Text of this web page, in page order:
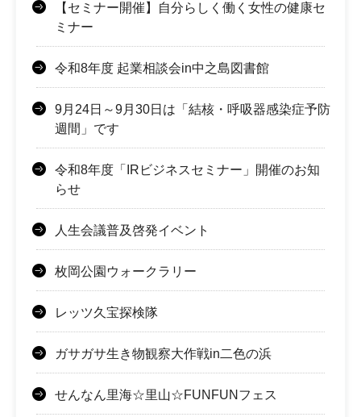
【セミナー開催】自分らしく働く女性の健康セ
ミナー
令和8年度 起業相談会in中之島図書館
9月24日～9月30日は「結核・呼吸器感染症予防
週間」です
令和8年度「IRビジネスセミナー」開催のお知
らせ
人生会議普及啓発イベント
枚岡公園ウォークラリー
レッツ久宝探検隊
ガサガサ生き物観察大作戦in二色の浜
せんなん里海☆里山☆FUNFUNフェス